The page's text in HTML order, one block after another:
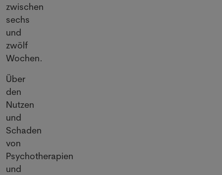
zwischen
sechs
und
zwölf
Wochen.
Über
den
Nutzen
und
Schaden
von
Psychotherapien
und